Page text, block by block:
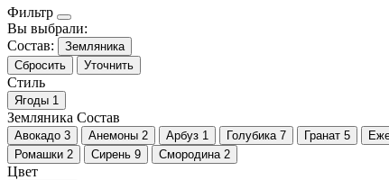
Фильтр
Вы выбрали:
Состав:
Земляника
Сбросить
Уточнить
Стиль
Ягоды 1
Земляника Состав
Авокадо 3 Анемоны 2 Арбуз 1 Голубика 7 Гранат 5
Ромашки 2 Сирень 9 Смородина 2
Цвет